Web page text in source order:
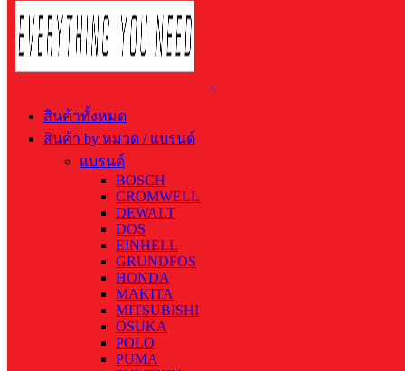
สินค้าทั้งหมด
สินค้า by หมวด / แบรนด์
แบรนด์
BOSCH
CROMWELL
DEWALT
DOS
EINHELL
GRUNDFOS
HONDA
MAKITA
MITSUBISHI
OSUKA
POLO
PUMA